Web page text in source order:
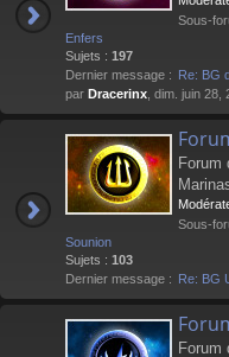
Sous-
Enfers
Sujets : 197
Dernier message : Re: BG
par Dracerinx , dim. juin
Forum
Sous-
Sounion
Sujets : 103
Dernier message : Re: BG
Forum